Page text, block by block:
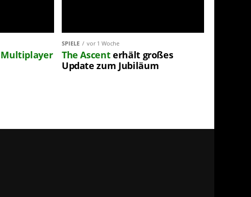
Multiplayer
SPIELE vor 1 Woche
The Ascenterhält großes
Update zum Jubiläum